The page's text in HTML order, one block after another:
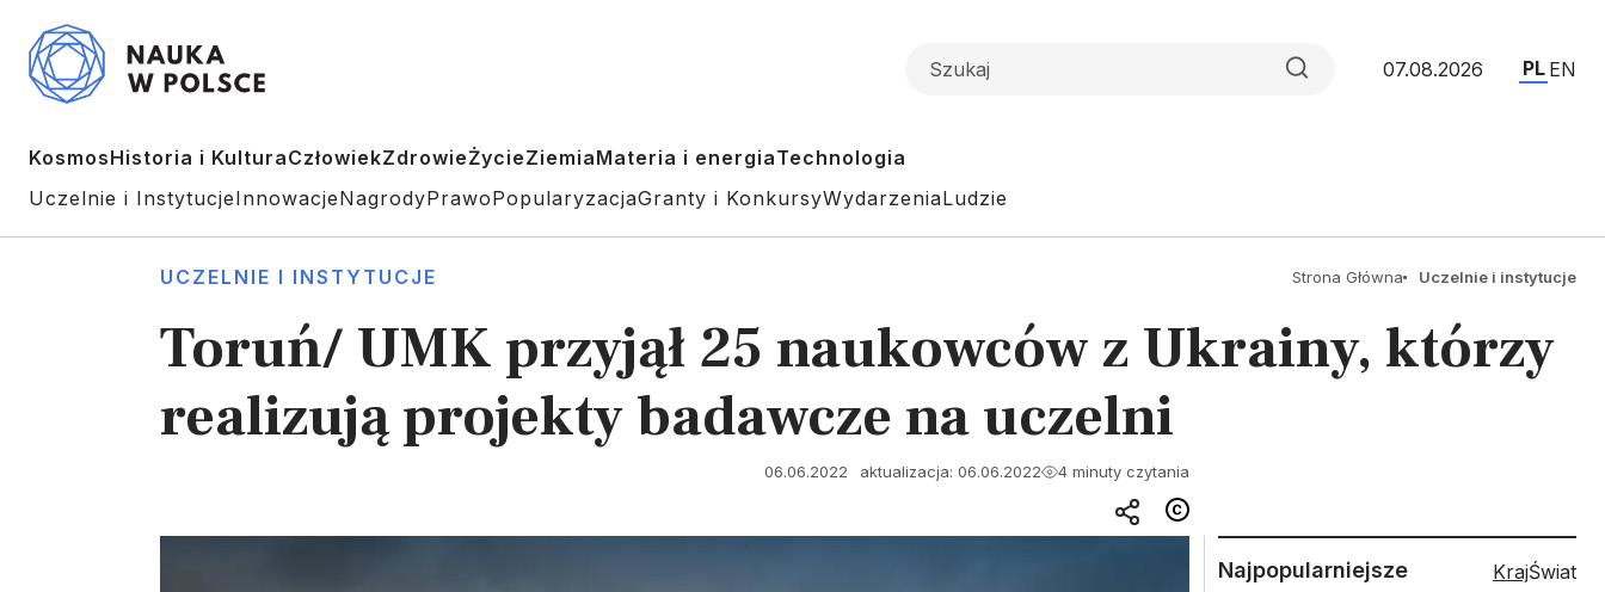
07.08.2026 PL EN
KosmosHistoria i KulturaCzłowiekZdrowieŻycieZiemiaMateria i energiaTechnologia
Uczelnie i InstytucjeInnowacjeNagrodyPrawoPopularyzacjaGranty i KonkursyWydarzeniaLudzie
UCZELNIE I INSTYTUCJE Strona Główna Uczelnie i instytucje
Toruń/ UMK przyjął 25 naukowców z Ukrainy, którzy
realizują projekty badawcze na uczelni
06.06.2022 aktualizacja: 06.06.2022 4 minuty czytania
Najpopularniejsze KrajŚwiat